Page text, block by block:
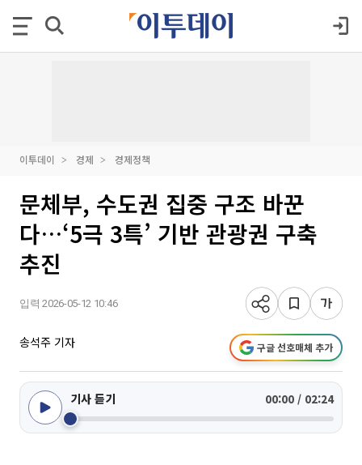
이투데이 경제 경제정책
문체부, 수도권 집중 구조 바꾼
다…‘5극 3특’ 기반 관광권 구축
추진
입력 2026-05-12 10:46
송석주 기자 구글 선호매체 추가
기사 듣기 00:00 / 02:24